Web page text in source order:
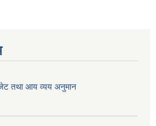
तथा आय व्यय अनुमान